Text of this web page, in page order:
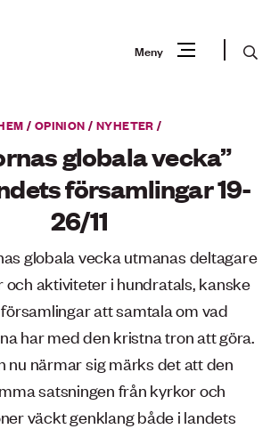
Meny Sök
/ OPINION / NYHETER /
globala vecka”
församlingar 19-
26/11
globala vecka utmanas deltagare
och aktiviteter i hundratals, kanske
att samtala om vad
har med den kristna tron att göra.
nu närmar sig märks det att den
satsningen från kyrkor och
väckt genklang både i landets